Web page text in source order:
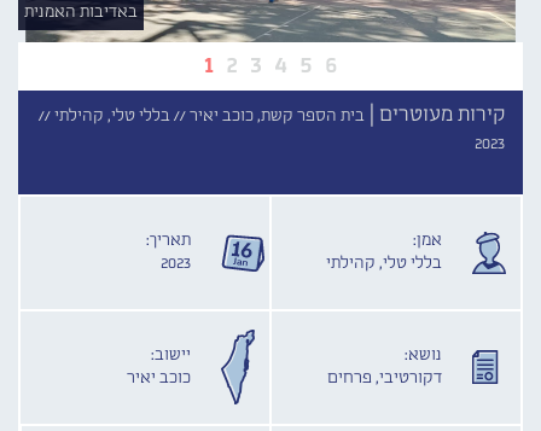
1 2 3 4 5 6
באדיבות האמנית
קירות מעוטרים | בית הספר קשת, כוכב יאיר //בללי טלי, קהילתי //
2023
אמן:
בללי טלי, קהילתי
תאריך:
2023
נושא:
דקורטיבי, פרחים
יישוב:
כוכב יאיר